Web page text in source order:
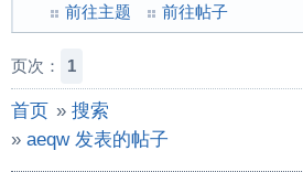
前往主题 前往帖子
页次： 1
首页 » 搜索
» aeqw 发表的帖子